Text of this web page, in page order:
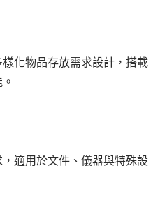
化物品存放需求設計，搭載
適用於文件、儀器與特殊設